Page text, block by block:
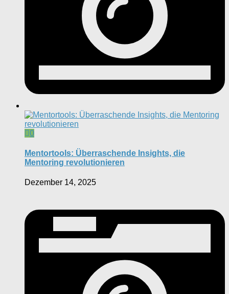
0
Mentortools: Überraschende Insights, die
Mentoring revolutionieren
Dezember 14, 2025